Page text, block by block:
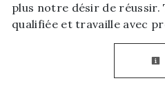
plus notre désir de
qualifiée et travaille avec